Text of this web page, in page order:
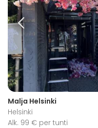
Malja Helsinki
Helsinki
Alk. 99 € per tunti